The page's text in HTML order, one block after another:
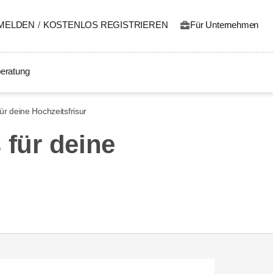
/ KOSTENLOS REGISTRIEREN Für Unternehmen
deine Hochzeitsfrisur
für deine